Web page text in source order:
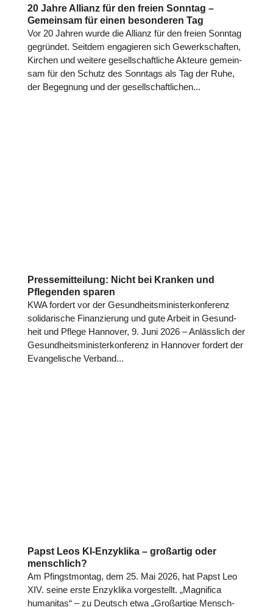
20 Jahre Allianz für den freien Sonntag –
Gemeinsam für einen besonderen Tag
Vor 20 Jahren wurde die Allianz für den freien Sonntag
gegrün­det. Seitdem enga­gie­ren sich Gewerk­schaf­ten,
Kirchen und weitere gesell­schaft­li­che Akteure gemein­
sam für den Schutz des Sonntags als Tag der Ruhe,
der Begeg­nung und der gesell­schaft­li­chen...
Pressemitteilung: Nicht bei Kranken und
Pflegenden sparen
KWA fordert vor der Gesund­heits­mi­nis­ter­kon­fe­renz
soli­da­ri­sche Finan­zie­rung und gute Arbeit in Gesund­
heit und Pflege Hannover, 9. Juni 2026 – Anläss­lich der
Gesund­heits­mi­nis­ter­kon­fe­renz in Hannover fordert der
Evan­ge­li­sche Verband...
Papst Leos KI-Enzyklika – großartig oder
menschlich?
Am Pfingst­mon­tag, dem 25. Mai 2026, hat Papst Leo
XIV. seine erste Enzy­klika vor­ge­stellt. „Magni­fica
huma­ni­tas“ – zu Deutsch etwa „Groß­ar­tige Mensch­